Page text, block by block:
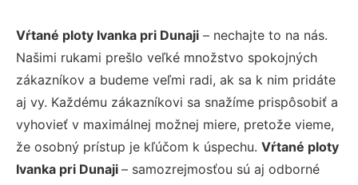
Vŕtané ploty Ivanka pri Dunaji – nechajte to na nás.
Našimi rukami prešlo veľké množstvo spokojných
zákazníkov a budeme veľmi radi, ak sa k nim pridáte
aj vy. Každému zákazníkovi sa snažíme prispôsobiť a
vyhovieť v maximálnej možnej miere, pretože vieme,
že osobný prístup je kľúčom k úspechu. Vŕtané ploty
Ivanka pri Dunaji – samozrejmosťou sú aj odborné